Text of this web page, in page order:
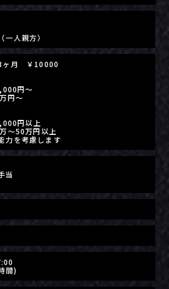
一人親方）
ヶ月 ￥10000
円〜
円〜
円以上
〜50万円以上
力を考慮します
当
間)